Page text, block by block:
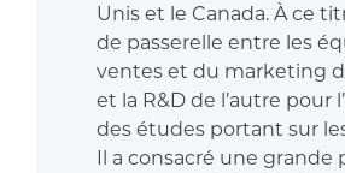
Unis et le Canada. À ce
de passerelle entre les
ventes et du marketing
et la R&D de l’autre pour
des études portant sur
Il a consacré une grande